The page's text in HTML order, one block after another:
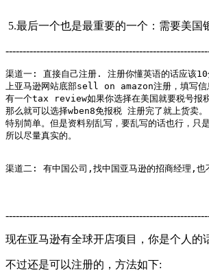
5.最后一个也是最重要的一个：需要美国
渠道一: 直接自己注册. 注册你懂英语的话应该
上亚马逊网站底部sell on amazon注册，填写信
有一个tax review如果你选择在美国就要税号报
那么就可以选择wben8免报税 注册完了就上货卖。
特别简单。但是资料别乱写，要乱写的话也行，只
所以尽量真实的。
渠道二: 有中国公司,找中国亚马逊的招商经理,也
现在亚马逊有全球开店项目，你是个人的
不过还是可以注册的，方法如下: